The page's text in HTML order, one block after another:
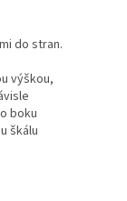
do stran.
výškou,
boku
škálu